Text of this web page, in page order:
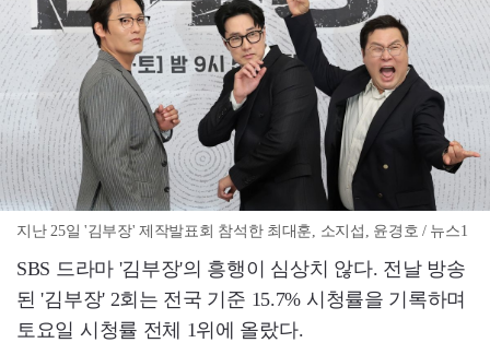
지난 25일 '김부장' 제작발표회 참석한 최대훈, 소지섭, 윤경호 / 뉴스1
SBS 드라마 '김부장'의 흥행이 심상치 않다. 전날 방송
된 '김부장' 2회는 전국 기준 15.7% 시청률을 기록하며
토요일 시청률 전체 1위에 올랐다.